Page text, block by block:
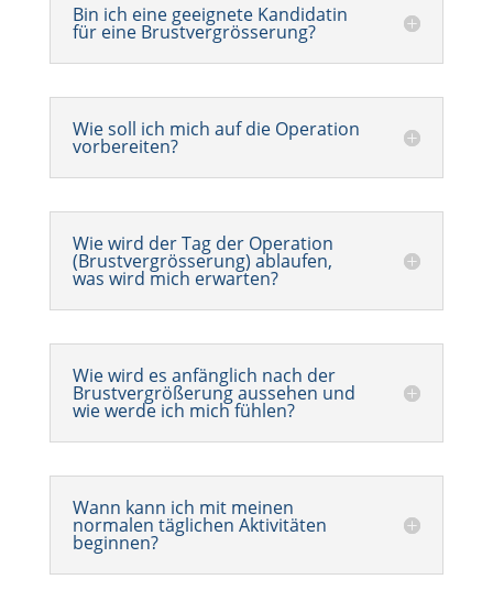
Bin ich eine geeignete Kandidatin
für eine Brustvergrösserung?
Wie soll ich mich auf die Operation
vorbereiten?
Wie wird der Tag der Operation
(Brustvergrösserung) ablaufen,
was wird mich erwarten?
Wie wird es anfänglich nach der
Brustvergrößerung aussehen und
wie werde ich mich fühlen?
Wann kann ich mit meinen
normalen täglichen Aktivitäten
beginnen?